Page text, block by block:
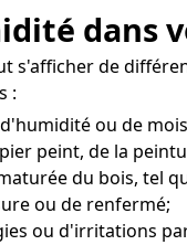
dans
s'afficher de
:
ou de
peint, de la
du bois, tel
ou de renfermé;
ou d'irritations